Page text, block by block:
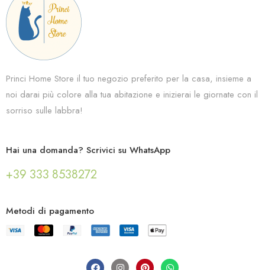
Princi Home Store il tuo negozio preferito per la casa, insieme a
noi darai più colore alla tua abitazione e inizierai le giornate con il
sorriso sulle labbra!
Hai una domanda? Scrivici su WhatsApp
+39 333 8538272
Metodi di pagamento